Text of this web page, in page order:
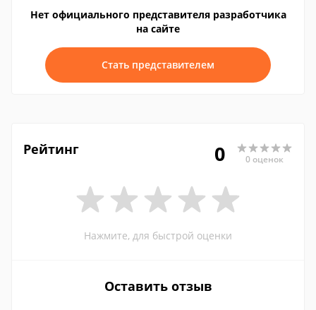
Нет официального представителя разработчика
на сайте
Стать представителем
Рейтинг 0 0 оценок
Нажмите, для быстрой оценки
Оставить отзыв